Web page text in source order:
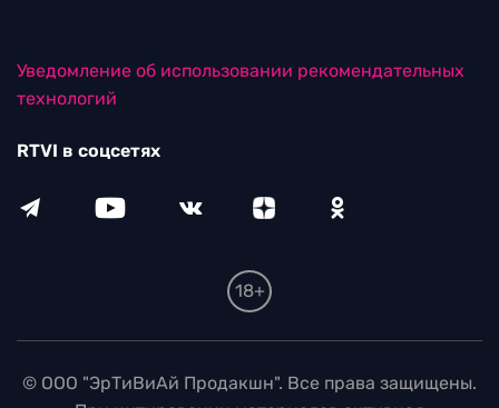
Уведомление об использовании рекомендательных
технологий
RTVI в соцсетях
18+
© ООО "ЭрТиВиАй Продакшн". Все права защищены.